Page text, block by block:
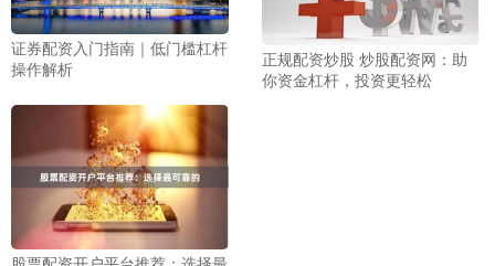
证券配资入门指南｜低门槛杠杆
操作解析
正规配资炒股 炒股配资网：助
你资金杠杆，投资更轻松